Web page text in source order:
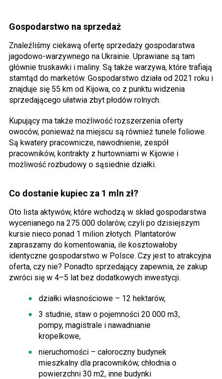
Gospodarstwo na sprzedaż
Znaleźliśmy ciekawą ofertę sprzedaży gospodarstwa
jagodowo-warzywnego na Ukrainie. Uprawiane są tam
głównie truskawki i maliny. Są także warzywa, które trafiają
stamtąd do marketów. Gospodarstwo działa od 2021 roku i
znajduje się 55 km od Kijowa, co z punktu widzenia
sprzedającego ułatwia zbyt płodów rolnych.
Kupujący ma także możliwość rozszerzenia oferty
owoców, ponieważ na miejscu są również tunele foliowe.
Są kwatery pracownicze, nawodnienie, zespół
pracowników, kontrakty z hurtowniami w Kijowie i
możliwość rozbudowy o sąsiednie działki.
Co dostanie kupiec za 1 mln zł?
Oto lista aktywów, które wchodzą w skład gospodarstwa
wycenianego na 275 000 dolarów, czyli po dzisiejszym
kursie nieco ponad 1 milion złotych. Plantatorów
zapraszamy do komentowania, ile kosztowałoby
identyczne gospodarstwo w Polsce. Czy jest to atrakcyjna
oferta, czy nie? Ponadto sprzedający zapewnia, że zakup
zwróci się w 4–5 lat bez dodatkowych inwestycji.
działki własnościowe – 12 hektarów,
3 studnie, staw o pojemności 20 000 m3,
pompy, magistrale i nawadnianie
kropelkowe,
nieruchomości – całoroczny budynek
mieszkalny dla pracowników, chłodnia o
powierzchni 30 m2, inne budynki